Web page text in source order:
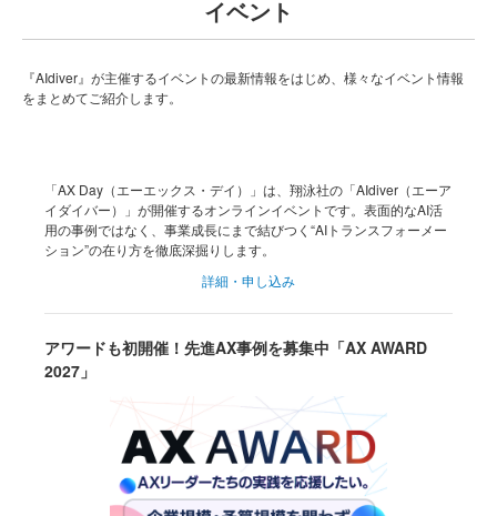
イベント
『AIdiver』が主催するイベントの最新情報をはじめ、様々なイベント情報
をまとめてご紹介します。
「AX Day（エーエックス・デイ）」は、翔泳社の「AIdiver（エーア
イダイバー）」が開催するオンラインイベントです。表面的なAI活
用の事例ではなく、事業成長にまで結びつく“AIトランスフォーメー
ション”の在り方を徹底深掘りします。
詳細・申し込み
アワードも初開催！先進AX事例を募集中「AX AWARD
2027」